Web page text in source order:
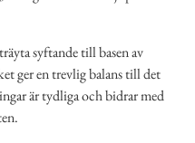
syftande till basen av
ger en trevlig balans till det
är tydliga och bidrar med